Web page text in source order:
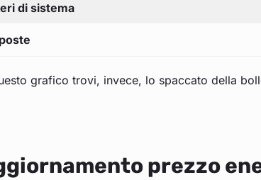
di sistema
grafico trovi, invece, lo spaccato della
prezzo